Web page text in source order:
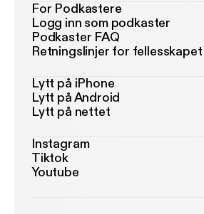
For Podkastere
Logg inn som podkaster
Podkaster FAQ
Retningslinjer for fellesskapet
Lytt på iPhone
Lytt på Android
Lytt på nettet
Instagram
Tiktok
Youtube